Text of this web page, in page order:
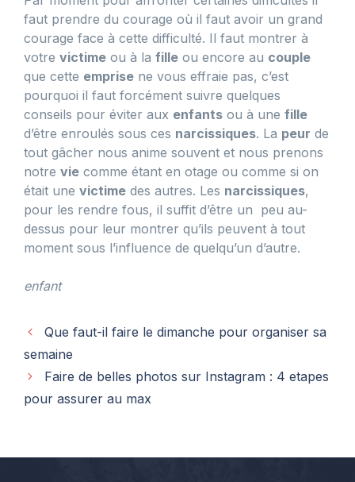
faut prendre du courage où il faut avoir un grand
courage face à cette difficulté. Il faut montrer à
votre victime ou à la fille ou encore au couple
que cette emprise ne vous effraie pas, c’est
pourquoi il faut forcément suivre quelques
conseils pour éviter aux enfants ou à une fille
d’être enroulés sous ces narcissiques. La peur de
tout gâcher nous anime souvent et nous prenons
notre vie comme étant en otage ou comme si on
était une victime des autres. Les narcissiques,
pour les rendre fous, il suffit d’être un peu au-
dessus pour leur montrer qu’ils peuvent à tout
moment sous l’influence de quelqu’un d’autre.
enfant
Que faut-il faire le dimanche pour organiser sa
semaine
Faire de belles photos sur Instagram : 4 etapes
pour assurer au max